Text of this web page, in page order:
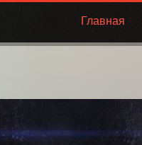
Главная